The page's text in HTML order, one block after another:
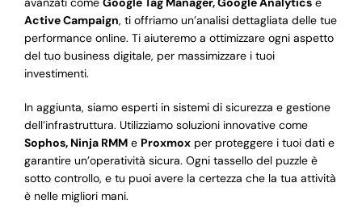
Active Campaign, ti offriamo un’analisi dettagliata delle tue
performance online. Ti aiuteremo a ottimizzare ogni aspetto
del tuo business digitale, per massimizzare i tuoi
investimenti.
In aggiunta, siamo esperti in sistemi di sicurezza e gestione
dell’infrastruttura. Utilizziamo soluzioni innovative come
Sophos, Ninja RMMe Proxmoxper proteggere i tuoi dati e
garantire un’operatività sicura. Ogni tassello del puzzle è
sotto controllo, e tu puoi avere la certezza che la tua attività
è nelle migliori mani.